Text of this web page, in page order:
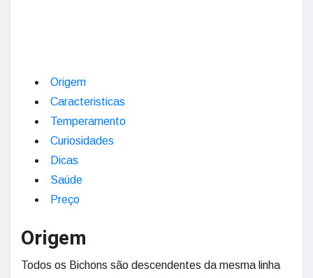
Origem
Caracteristicas
Temperamento
Curiosidades
Dicas
Saúde
Preço
Origem
Todos os Bichons são descendentes da mesma linha